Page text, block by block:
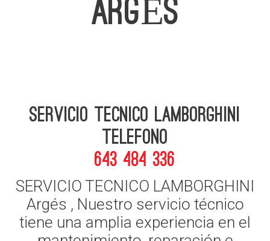
ARGÉS
Servicio Tecnico Lamborghini
telefono
643 484 336
SERVICIO TECNICO LAMBORGHINI
Argés , Nuestro servicio técnico
tiene una amplia experiencia en el